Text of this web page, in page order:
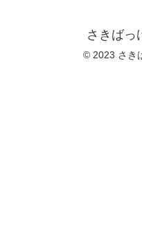
さきばっ
© 2023 さき